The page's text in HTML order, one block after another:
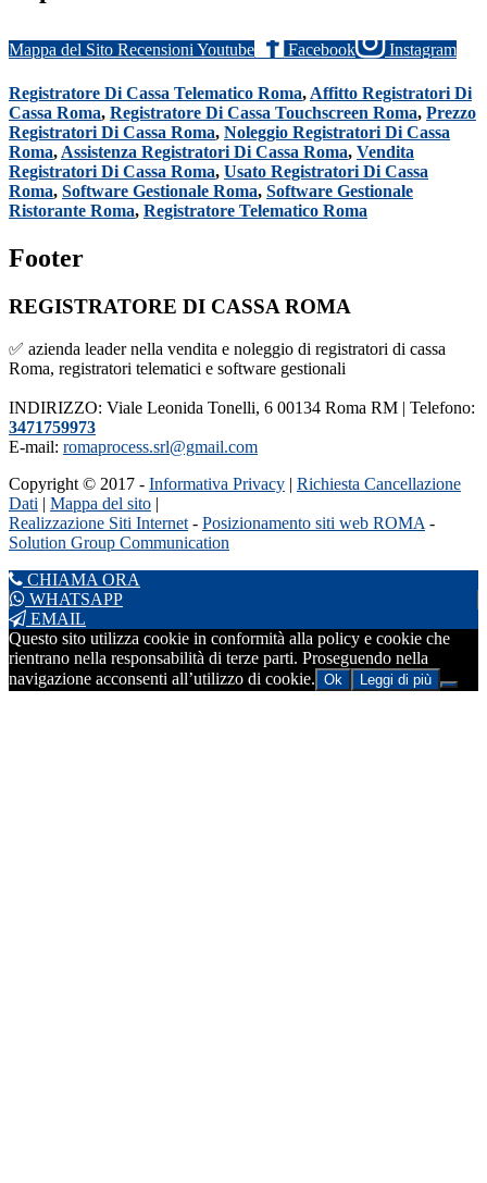
Mappa del Sito Recensioni Youtube Facebook Instagram
Registratore Di Cassa Telematico Roma, Affitto Registratori Di
Cassa Roma, Registratore Di Cassa Touchscreen Roma, Prezzo
Registratori Di Cassa Roma, Noleggio Registratori Di Cassa
Roma, Assistenza Registratori Di Cassa Roma, Vendita
Registratori Di Cassa Roma, Usato Registratori Di Cassa
Roma, Software Gestionale Roma, Software Gestionale
Ristorante Roma, Registratore Telematico Roma
Footer
REGISTRATORE DI CASSA ROMA
✅ azienda leader nella vendita e noleggio di registratori di cassa
Roma, registratori telematici e software gestionali
INDIRIZZO: Viale Leonida Tonelli, 6 00134 Roma RM | Telefono:
3471759973
E-mail: romaprocess.srl@gmail.com
Copyright © 2017 - Informativa Privacy | Richiesta Cancellazione
Dati | Mappa del sito |
Realizzazione Siti Internet - Posizionamento siti web ROMA -
Solution Group Communication
CHIAMA ORA
WHATSAPP
EMAIL
Questo sito utilizza cookie in conformità alla policy e cookie che
rientrano nella responsabilità di terze parti. Proseguendo nella
navigazione acconsenti all’utilizzo di cookie. Ok Leggi di più